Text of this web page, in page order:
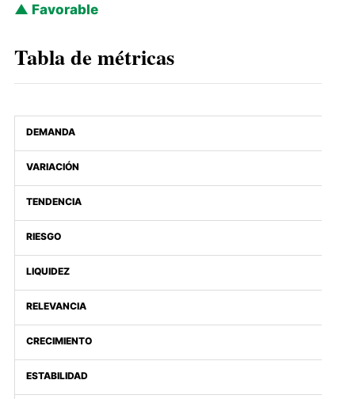
Favorable
Tabla de métricas
DEMANDA
VARIACIÓN
TENDENCIA
RIESGO
LIQUIDEZ
RELEVANCIA
CRECIMIENTO
ESTABILIDAD